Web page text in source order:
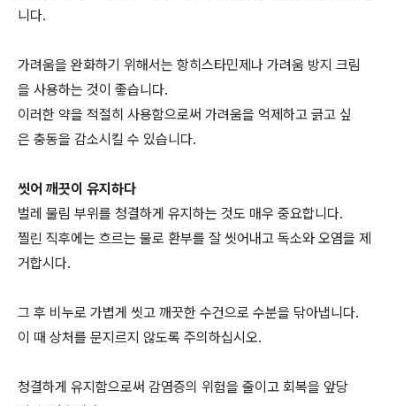
니다.
가려움을 완화하기 위해서는 항히스타민제나 가려움 방지 크림
을 사용하는 것이 좋습니다.
이러한 약을 적절히 사용함으로써 가려움을 억제하고 긁고 싶
은 충동을 감소시킬 수 있습니다.
씻어 깨끗이 유지하다
벌레 물림 부위를 청결하게 유지하는 것도 매우 중요합니다.
찔린 직후에는 흐르는 물로 환부를 잘 씻어내고 독소와 오염을 제
거합시다.
그 후 비누로 가볍게 씻고 깨끗한 수건으로 수분을 닦아냅니다.
이 때 상처를 문지르지 않도록 주의하십시오.
청결하게 유지함으로써 감염증의 위험을 줄이고 회복을 앞당